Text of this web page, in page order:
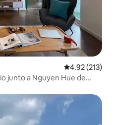
Calificación
4.92 (213)
junto a Nguyen Hue de